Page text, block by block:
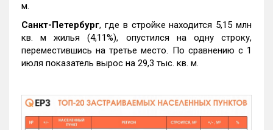
м.
Санкт-Петербург, где в стройке находится 5,15 млн
кв. м жилья (4,11%), опустился на одну строку,
переместившись на третье место. По сравнению с 1
июля показатель вырос на 29,3 тыс. кв. м.